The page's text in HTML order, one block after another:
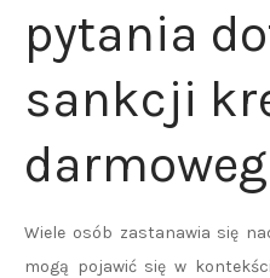
pytania
sankcji
Wiele osób zastanawia się
mogą pojawić się w